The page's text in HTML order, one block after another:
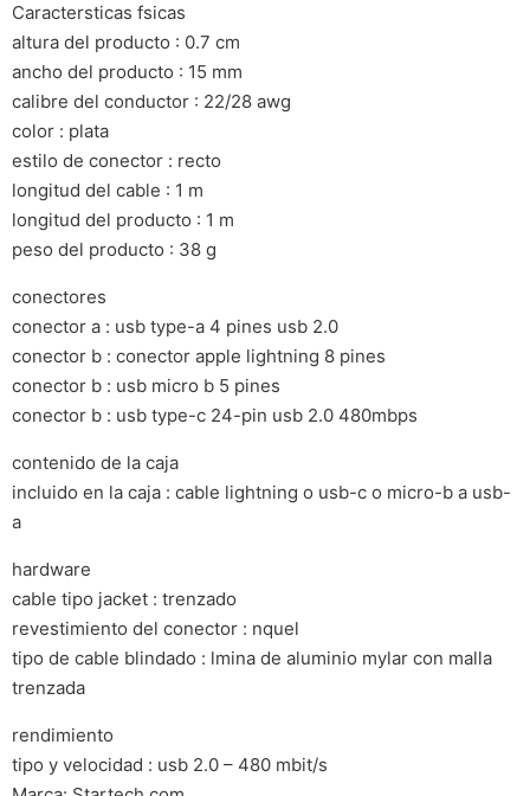
Caractersticas fsicas
altura del producto : 0.7 cm
ancho del producto : 15 mm
calibre del conductor : 22/28 awg
color : plata
estilo de conector : recto
longitud del cable : 1 m
longitud del producto : 1 m
peso del producto : 38 g
conectores
conector a : usb type-a 4 pines usb 2.0
conector b : conector apple lightning 8 pines
conector b : usb micro b 5 pines
conector b : usb type-c 24-pin usb 2.0 480mbps
contenido de la caja
incluido en la caja : cable lightning o usb-c o micro-b a usb-
a
hardware
cable tipo jacket : trenzado
revestimiento del conector : nquel
tipo de cable blindado : lmina de aluminio mylar con malla
trenzada
rendimiento
tipo y velocidad : usb 2.0 – 480 mbit/s